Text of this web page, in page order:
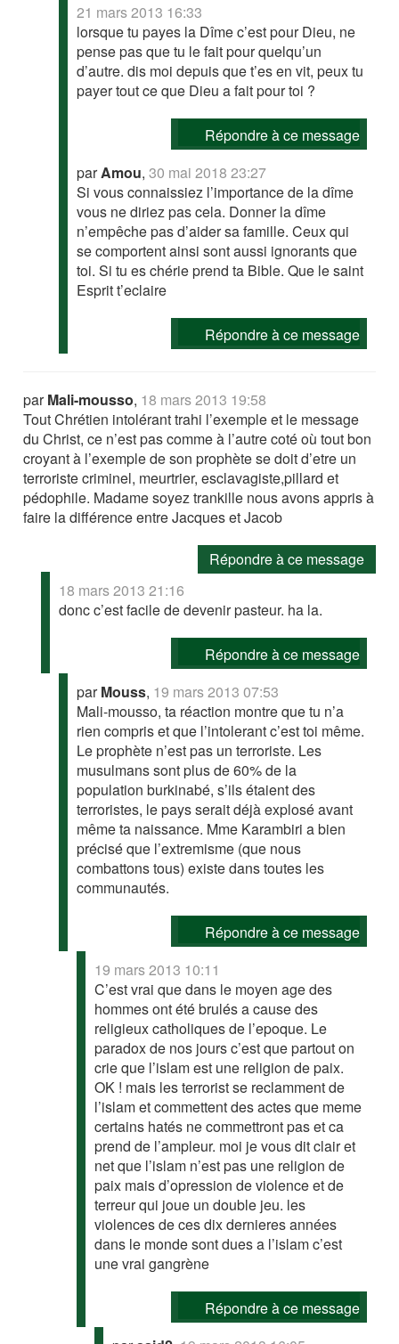
21 mars 2013 16:33
lorsque tu payes la Dîme c’est pour Dieu, ne
pense pas que tu le fait pour quelqu’un
d’autre. dis moi depuis que t’es en vit, peux tu
payer tout ce que Dieu a fait pour toi ?
Répondre à ce message
parAmou,30 mai 2018 23:27
Si vous connaissiez l’importance de la dîme
vous ne diriez pas cela. Donner la dîme
n’empêche pas d’aider sa famille. Ceux qui
se comportent ainsi sont aussi ignorants que
toi. Si tu es chérie prend ta Bible. Que le saint
Esprit t’eclaire
Répondre à ce message
parMali-mousso, 18 mars 2013 19:58
Tout Chrétien intolérant trahi l’exemple et le message
du Christ, ce n’est pas comme à l’autre coté où tout bon
croyant à l’exemple de son prophète se doit d’etre un
terroriste criminel, meurtrier, esclavagiste,pillard et
pédophile. Madame soyez trankille nous avons appris à
faire la différence entre Jacques et Jacob
Répondre à ce message
18 mars 2013 21:16
donc c’est facile de devenir pasteur. ha la.
Répondre à ce message
parMouss, 19 mars 2013 07:53
Mali-mousso, ta réaction montre que tu n’a
rien compris et que l’intolerant c’est toi même.
Le prophète n’est pas un terroriste. Les
musulmans sont plus de 60% de la
population burkinabé, s’ils étaient des
terroristes, le pays serait déjà explosé avant
même ta naissance. Mme Karambiri a bien
précisé que l’extremisme (que nous
combattons tous) existe dans toutes les
communautés.
Répondre à ce message
19 mars 2013 10:11
C’est vrai que dans le moyen age des
hommes ont été brulés a cause des
religieux catholiques de l’epoque. Le
paradox de nos jours c’est que partout on
crie que l’islam est une religion de paix.
OK ! mais les terrorist se reclamment de
l’islam et commettent des actes que meme
certains hatés ne commettront pas et ca
prend de l’ampleur. moi je vous dit clair et
net que l’islam n’est pas une religion de
paix mais d’opression de violence et de
terreur qui joue un double jeu. les
violences de ces dix dernieres années
dans le monde sont dues a l’islam c’est
une vrai gangrène
Répondre à ce message